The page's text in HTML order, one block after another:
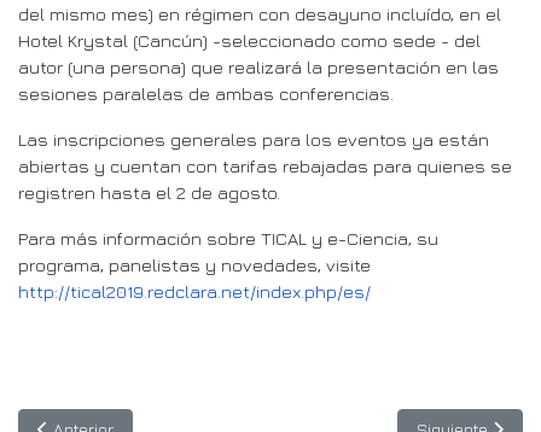
del mismo mes) en régimen con desayuno incluído, en el
Hotel Krystal (Cancún) -seleccionado como sede - del
autor (una persona) que realizará la presentación en las
sesiones paralelas de ambas conferencias.
Las inscripciones generales para los eventos ya están
abiertas y cuentan con tarifas rebajadas para quienes se
registren hasta el 2 de agosto.
Para más información sobre TICAL y e-Ciencia, su
programa, panelistas y novedades, visite
http://tical2019.redclara.net/index.php/es/